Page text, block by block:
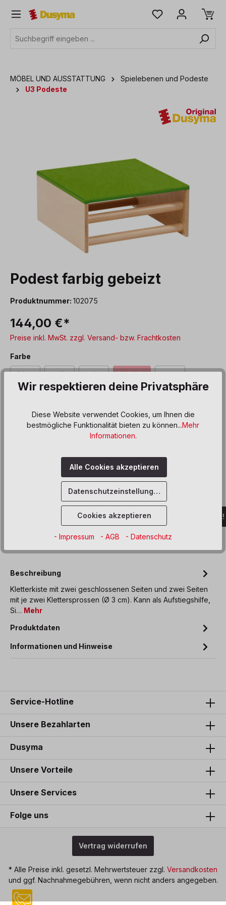
springen
MÖBEL UND AUSSTATTUNG
Spielebenen und Podeste
U3 Podeste
Podest farbig gebeizt
Produktnummer: 102075
144,00 €*
Preise inkl. MwSt. zzgl. Versand- bzw. Frachtkosten
Farbe
blau gelb grün hellgrün natur
Derzeit ist das Produkt nicht verfügbar, wir
benachrichtigen dich gern per E-Mail
Benachrichtigt werden, sobald Artikel wieder lieferbar ist!
Zum Merkzettel hinzufügen
Beschreibung
Kletterkiste mit zwei geschlossenen Seiten und zwei Seiten
mit je zwei Klettersprossen (Ø 3 cm). Kann als Aufstiegshilfe,
Si… Mehr
Produktdaten
Informationen und Hinweise
Service-Hotline
Unsere Bezahlarten
Dusyma
Unsere Vorteile
Unsere Services
Folge uns
Vertrag widerrufen
* Alle Preise inkl. gesetzl. Mehrwertsteuer zzgl. Versandkosten
und ggf. Nachnahmegebühren, wenn nicht anders angegeben.
Wir respektieren deine Privatsphäre
bestmögliche Funktionalität bieten zu können...Mehr
Informationen.
Alle Cookies akzeptieren
Datenschutzeinstellungen
Cookies akzeptieren
- Impressum - AGB - Datenschutz